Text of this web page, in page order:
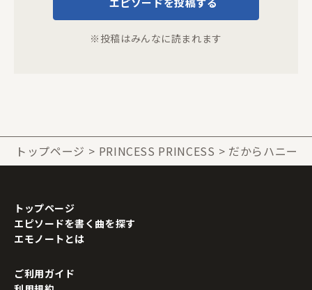
※投稿はみんなに読まれます
トップページ PRINCESS PRINCESS だからハニー
トップページ
エピソードを書く曲を探す
エモノートとは
ご利用ガイド